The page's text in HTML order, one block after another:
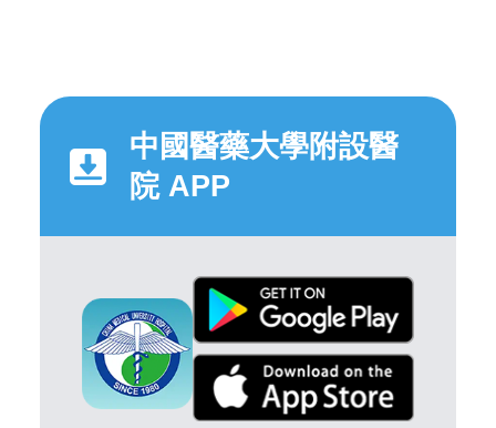
中國醫藥大學附設醫
院 APP